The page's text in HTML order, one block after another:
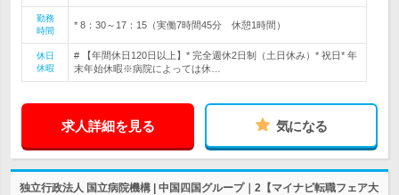
勤務
時間
* 8：30～17：15（実働7時間45分 休憩1時間）
休日
休暇
# 【年間休日120日以上】* 完全週休2日制（土日休み）* 祝日* 年
末年始休暇※病院によっては休…
求人詳細を見る 気になる
独立行政法人 国立病院機構 | 中国四国グループ｜2【マイナビ転職フェア大